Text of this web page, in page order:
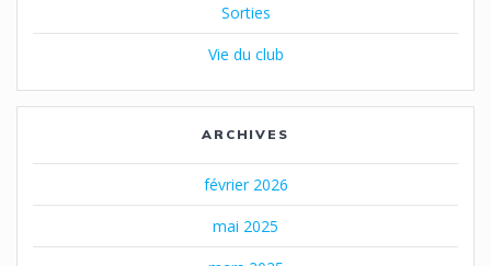
Sorties
Vie du club
ARCHIVES
février 2026
mai 2025